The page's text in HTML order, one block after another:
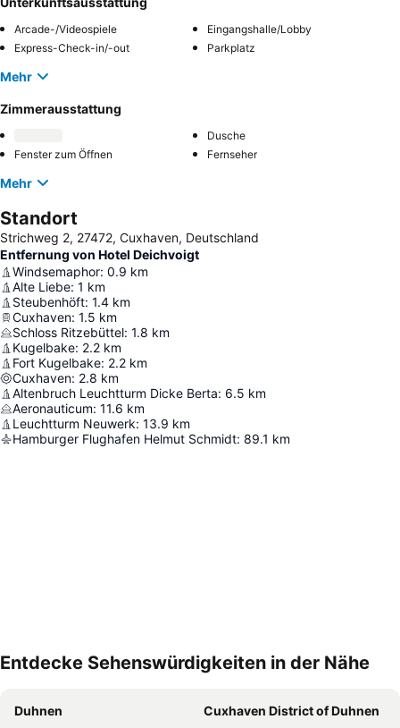
Arcade-/Videospiele
Eingangshalle/Lobby
Express-Check-in/-out
Parkplatz
Mehr
Zimmerausstattung
Dusche
Fenster zum Öffnen
Fernseher
Mehr
Standort
Strichweg 2, 27472, Cuxhaven, Deutschland
Entfernung von Hotel Deichvoigt
Windsemaphor: 0.9 km
Alte Liebe: 1 km
Steubenhöft: 1.4 km
Cuxhaven: 1.5 km
Schloss Ritzebüttel: 1.8 km
Kugelbake: 2.2 km
Fort Kugelbake: 2.2 km
Cuxhaven: 2.8 km
Altenbruch Leuchtturm Dicke Berta: 6.5 km
Aeronauticum: 11.6 km
Leuchtturm Neuwerk: 13.9 km
Hamburger Flughafen Helmut Schmidt: 89.1 km
Entdecke Sehenswürdigkeiten in der Nähe
Duhnen
Cuxhaven District of Duhnen